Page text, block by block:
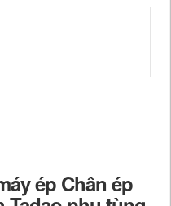
ép Chân ép